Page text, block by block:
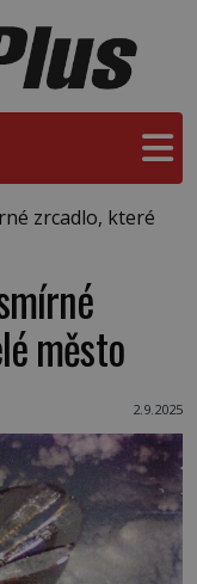
zrcadlo, které
město
2.9.2025